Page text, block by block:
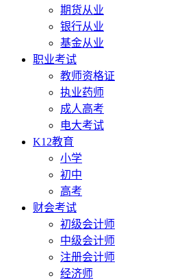
期货从业
银行从业
基金从业
职业考试
教师资格证
执业药师
成人高考
电大考试
K12教育
小学
初中
高考
财会考试
初级会计师
中级会计师
注册会计师
经济师